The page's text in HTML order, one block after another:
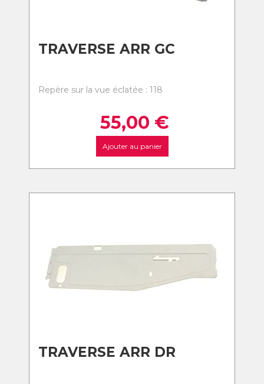
TRAVERSE ARR GC
Repère sur la vue éclatée : 118
55,00 €
Ajouter au panier
TRAVERSE ARR DR